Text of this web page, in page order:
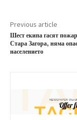
Previous article
Шест екипа гасят
Стара Загора, няма
населението